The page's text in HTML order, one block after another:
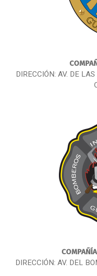
DIRECCIÓN: AV. DE
COMPAÑÍA
DIRECCIÓN: AV. DEL